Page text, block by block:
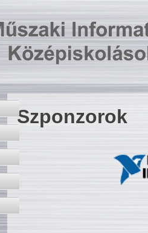
Szponzorok